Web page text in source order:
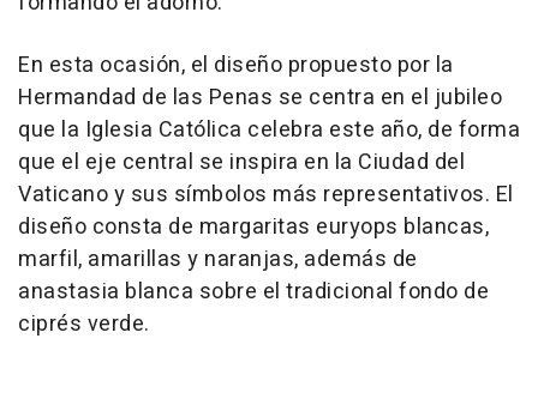
En esta ocasión, el diseño propuesto por la
Hermandad de las Penas se centra en el jubileo
que la Iglesia Católica celebra este año, de forma
que el eje central se inspira en la Ciudad del
Vaticano y sus símbolos más representativos. El
diseño consta de margaritas euryops blancas,
marfil, amarillas y naranjas, además de
anastasia blanca sobre el tradicional fondo de
ciprés verde.